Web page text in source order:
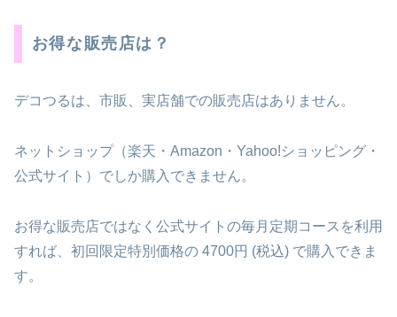
お得な販売店は？
デコつるは、市販、実店舗での販売店はありません。
ネットショップ（楽天・Amazon・Yahoo!ショッピング・
公式サイト）でしか購入できません。
お得な販売店ではなく公式サイトの毎月定期コースを利用
すれば、初回限定特別価格の 4700円 (税込) で購入できま
す。